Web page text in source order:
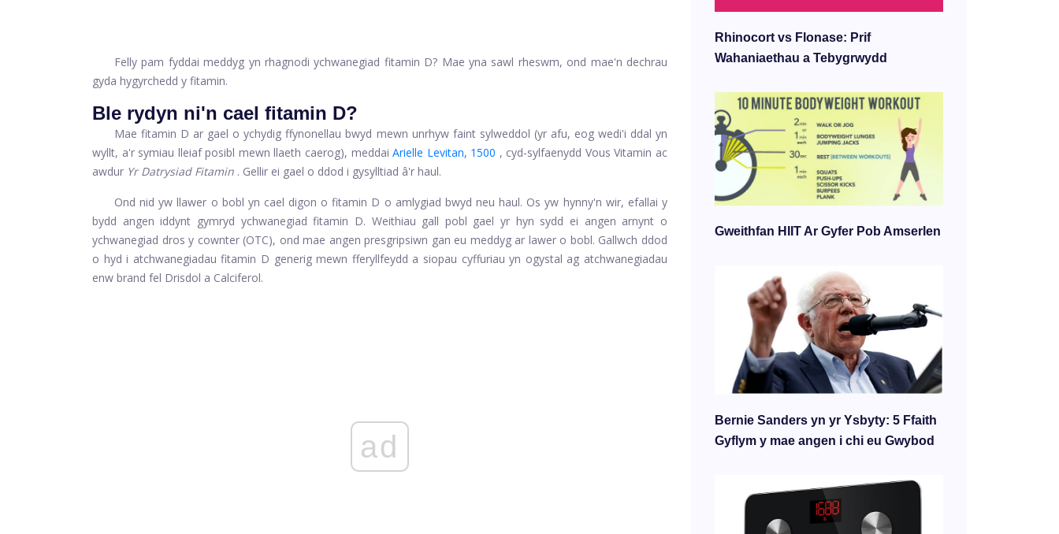
Felly pam fyddai meddyg yn rhagnodi ychwanegiad fitamin D? Mae yna sawl rheswm, ond mae'n dechrau
gyda hygyrchedd y fitamin.
Ble rydyn ni'n cael fitamin D?
Mae fitamin D ar gael o ychydig ffynonellau bwyd mewn unrhyw faint sylweddol (yr afu, eog wedi'i ddal yn
wyllt, a'r symiau lleiaf posibl mewn llaeth caerog), meddai Arielle Levitan, 1500 , cyd-sylfaenydd Vous Vitamin ac
awdur Yr Datrysiad Fitamin . Gellir ei gael o ddod i gysylltiad â'r haul.
Ond nid yw llawer o bobl yn cael digon o fitamin D o amlygiad bwyd neu haul. Os yw hynny'n wir, efallai y
bydd angen iddynt gymryd ychwanegiad fitamin D. Weithiau gall pobl gael yr hyn sydd ei angen arnynt o
ychwanegiad dros y cownter (OTC), ond mae angen presgripsiwn gan eu meddyg ar lawer o bobl. Gallwch ddod
o hyd i atchwanegiadau fitamin D generig mewn fferyllfeydd a siopau cyffuriau yn ogystal ag atchwanegiadau
enw brand fel Drisdol a Calciferol.
ad
Rhinocort vs Flonase: Prif
Wahaniaethau a Tebygrwydd
Gweithfan HIIT Ar Gyfer Pob Amserlen
Bernie Sanders yn yr Ysbyty: 5 Ffaith
Gyflym y mae angen i chi eu Gwybod